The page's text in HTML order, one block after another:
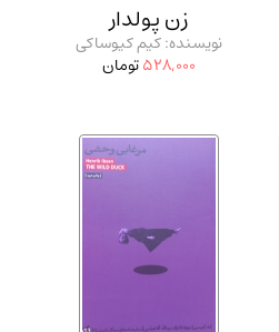
زن پولدار
نویسنده: کیم کیوساکی
528,000تومان